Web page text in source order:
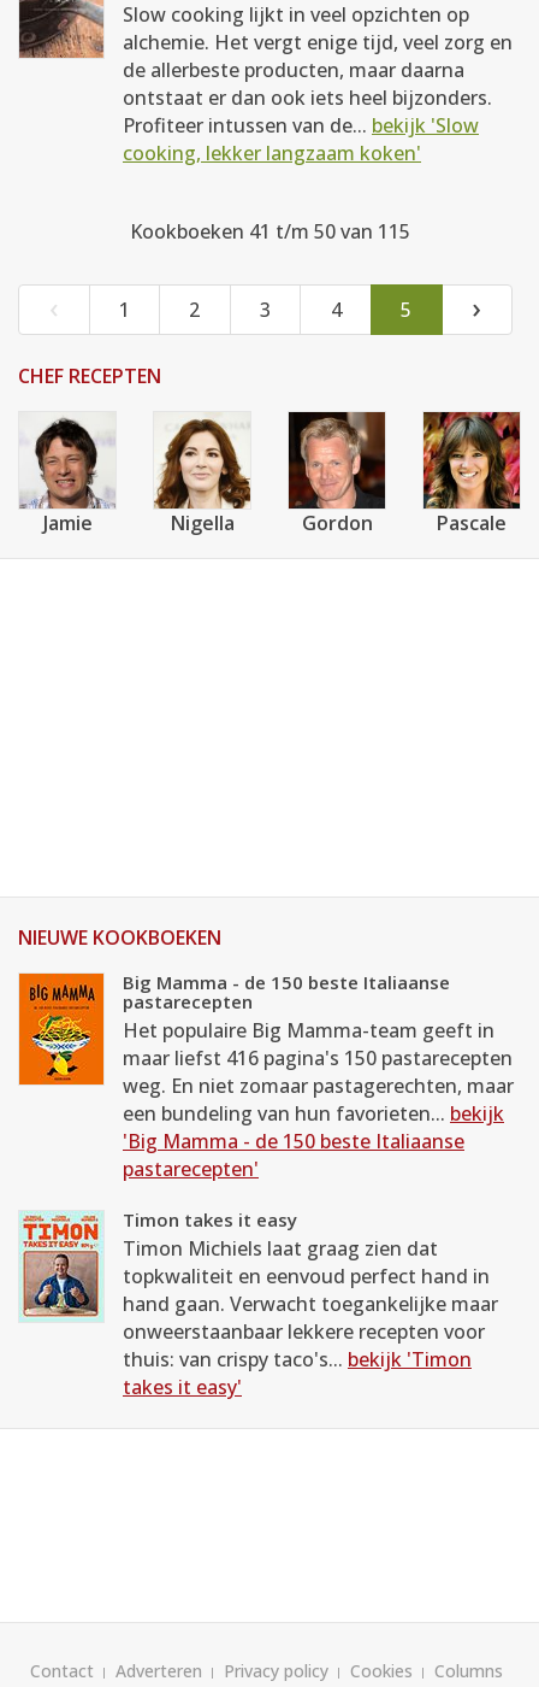
Slow cooking lijkt in veel opzichten op
alchemie. Het vergt enige tijd, veel zorg en
de allerbeste producten, maar daarna
ontstaat er dan ook iets heel bijzonders.
Profiteer intussen van de... bekijk 'Slow
cooking, lekker langzaam koken'
Kookboeken 41 t/m 50 van 115
‹ 1 2 3 4 5 ›
CHEF RECEPTEN
Jamie Nigella Gordon Pascale
NIEUWE KOOKBOEKEN
Big Mamma - de 150 beste Italiaanse
pastarecepten
Het populaire Big Mamma-team geeft in
maar liefst 416 pagina's 150 pastarecepten
weg. En niet zomaar pastagerechten, maar
een bundeling van hun favorieten... bekijk
'Big Mamma - de 150 beste Italiaanse
pastarecepten'
Timon takes it easy
Timon Michiels laat graag zien dat
topkwaliteit en eenvoud perfect hand in
hand gaan. Verwacht toegankelijke maar
onweerstaanbaar lekkere recepten voor
thuis: van crispy taco's... bekijk 'Timon
takes it easy'
Contact Adverteren Privacy policy Cookies
Columns